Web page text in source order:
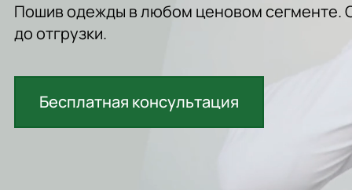
Пошив одежды в любом ценовом сегменте.
до отгрузки.
Бесплатная консультация